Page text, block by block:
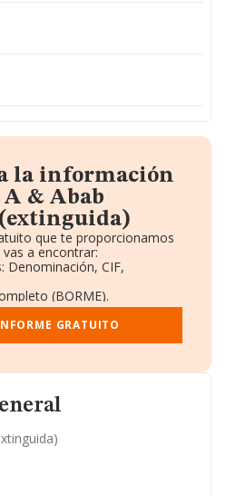
la información
& Abab
que te proporcionamos
a encontrar:
Denominación, CIF,
(BORME).
Ventas y Empleados.
y Administradores.
complementaria.
GRATUITO